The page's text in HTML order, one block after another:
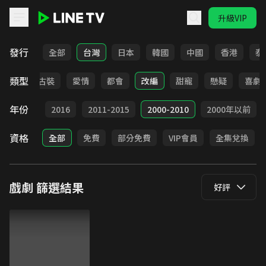
升級VIP
發行 全部 台灣 日本 韓國 中國 香港 泰
類型
家庭 古裝 愛情 都會 改編 甜寵 懸疑 喜劇
年份
2017 2016 2011-2015 2000-2010 2000年以前
資格 全部 免費 部分免費 VIP會員 全集兌換
戲劇 篩選結果 好評